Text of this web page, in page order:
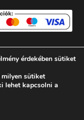
|
érdekében sütiket
sütiket
lehet kapcsolni a